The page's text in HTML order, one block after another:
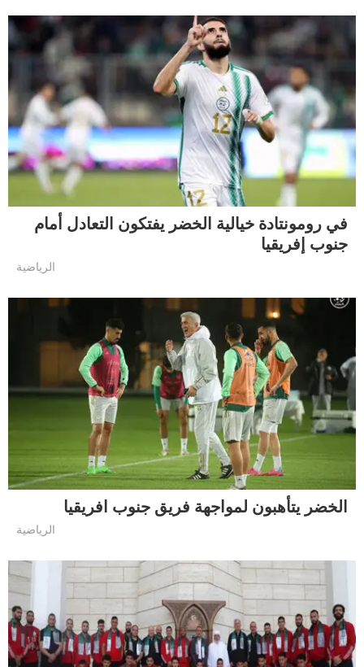
في رومونتادة خيالية الخضر يفتكون التعادل أمام
جنوب إفريقيا
الرياضية
الخضر يتأهبون لمواجهة فريق جنوب افريقيا
الرياضية